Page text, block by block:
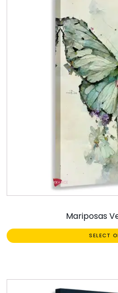
Mariposas
SELECT